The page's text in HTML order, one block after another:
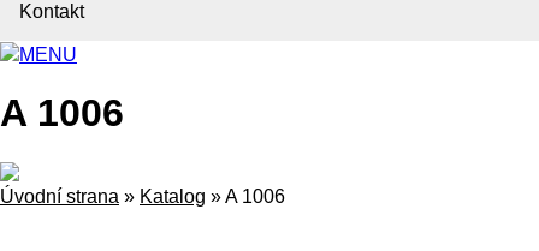
Kontakt
MENU
A 1006
Úvodní strana » Katalog »A 1006